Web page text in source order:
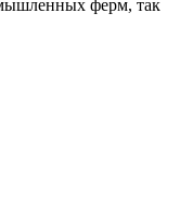
ферм, так